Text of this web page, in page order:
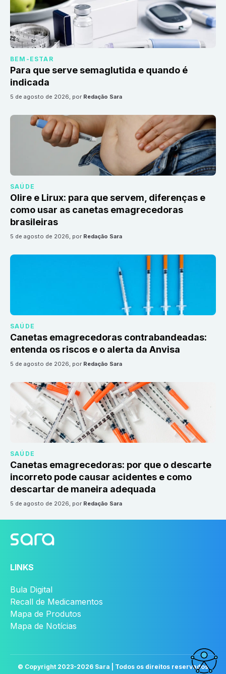
BEM-ESTAR
Para que serve semaglutida e quando é
indicada
5 de agosto de 2026, por Redação Sara
SAÚDE
Olire e Lirux: para que servem, diferenças e
como usar as canetas emagrecedoras
brasileiras
5 de agosto de 2026, por Redação Sara
SAÚDE
Canetas emagrecedoras contrabandeadas:
entenda os riscos e o alerta da Anvisa
5 de agosto de 2026, por Redação Sara
SAÚDE
Canetas emagrecedoras: por que o descarte
incorreto pode causar acidentes e como
descartar de maneira adequada
5 de agosto de 2026, por Redação Sara
LINKS
Bula Digital
Recall de Medicamentos
Mapa de Produtos
Mapa de Notícias
© Copyright 2023-2026 Sara | Todos os direitos reservados